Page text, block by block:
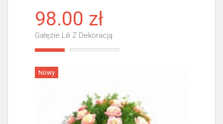
98.00 zł
Gałęzie Lili Z Dekoracją
Nowy